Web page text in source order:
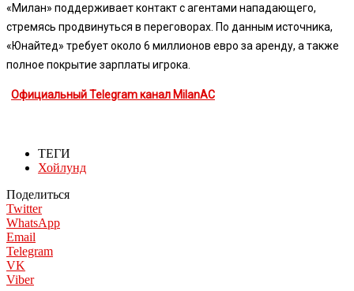
«Милан» поддерживает контакт с агентами нападающего,
стремясь продвинуться в переговорах. По данным источника,
«Юнайтед» требует около 6 миллионов евро за аренду, а также
полное покрытие зарплаты игрока.
Официальный Telegram канал MilanAC
ТЕГИ
Хойлунд
Поделиться
Twitter
WhatsApp
Email
Telegram
VK
Viber